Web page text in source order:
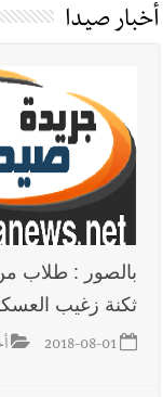
أخبار صيدا النائب
يحتاج الى مسارات
أخبار صيدا إنارة
مرجان في زيرة صيدا
أخبار صيدا بالصور :
بتخرّج أطفال الروضة
أخبار لبنان بالصور:
غير منفجرة من
أخبار صيدا
بالصور : طلاب
ثكنة زغيب
2018-08-01